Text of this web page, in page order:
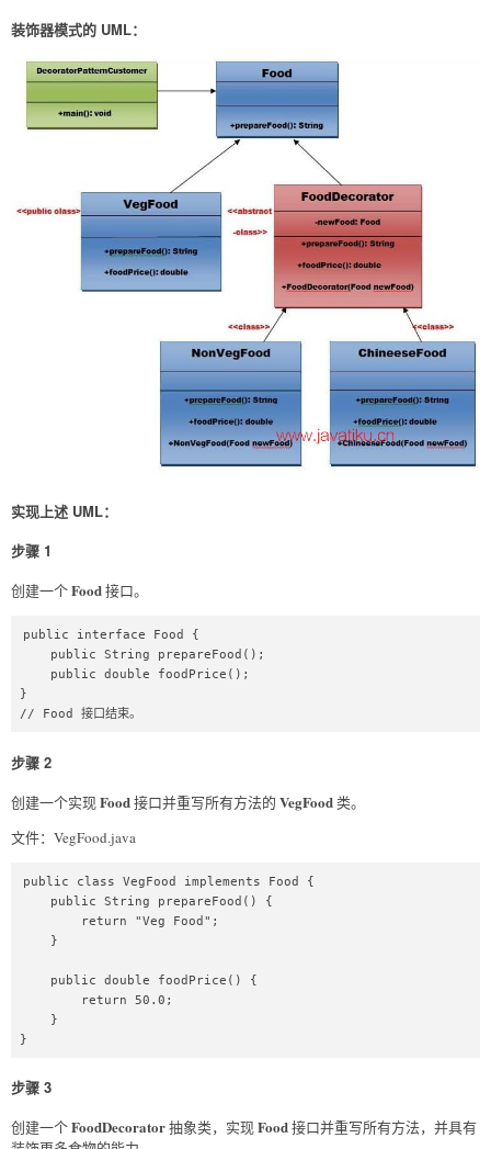
装饰器模式的 UML：
实现上述 UML：
步骤 1
创建一个Food接口。
public interface Food {
}
// Food 接口结束。
步骤 2
创建一个实现Food接口并重写所有方法的 VegFood类。
文件：VegFood.java
public class VegFood implements Food {
}
步骤 3
创建一个FoodDecorator抽象类，实现Food接口并重写所有方法，并具有